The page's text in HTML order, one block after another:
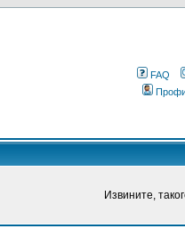
FAQ
Извините,